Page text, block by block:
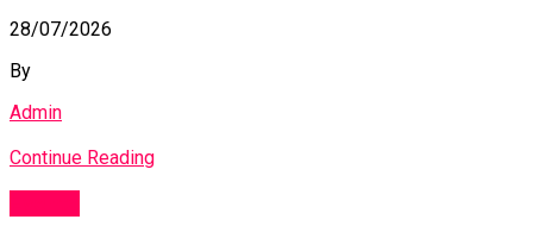
28/07/2026
By
Admin
Continue Reading